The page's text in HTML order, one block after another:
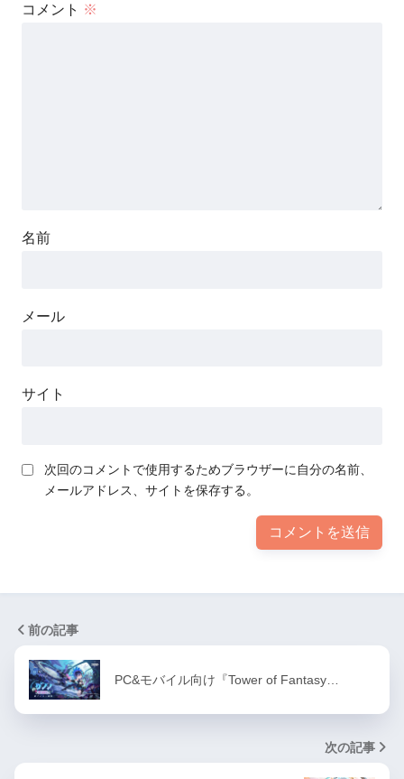
コメント ※
名前
メール
サイト
次回のコメントで使用するためブラウザーに自分の名前、
メールアドレス、サイトを保存する。
前の記事
PC&モバイル向け『Tower of Fantasy…
次の記事